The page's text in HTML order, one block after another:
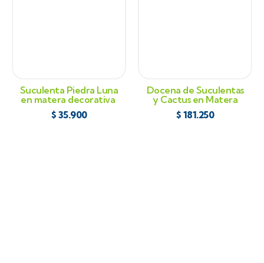
Suculenta Piedra Luna
en matera decorativa
$ 35.900
Docena de Suculentas
y Cactus en Matera
$ 181.250